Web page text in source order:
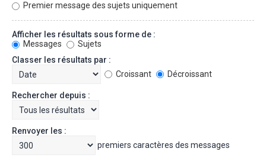
Premier message des sujets uniquement
Afficher les résultats sous forme de :
Messages
Sujets
Classer les résultats par :
Croissant
Décroissant
Rechercher depuis :
Renvoyer les :
premiers caractères des messages